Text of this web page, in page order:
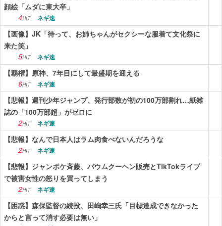
RSS配信一覧
顔絵「ムダに東大卒」
4HIT ネギ速
【画像】JK「待って、お姉ちゃんがセクシーな服着て文化祭に
来た笑」
5HIT ネギ速
【覇権】原神、7年目にして最盛期を迎える
6HIT ネギ速
【悲報】週刊少年ジャンプ、発行部数が初の100万部割れ…紙雑
誌の「100万部超」がゼロに
2HIT ネギ速
【悲報】なんで日本人はラム肉食べないんだろうな
2HIT ネギ速
【悲報】ジャンポケ斉藤、バウムクーヘン販売とTikTokライブ
で被害女性の怒りを買ってしまう
2HIT ネギ速
【困惑】森保監督の続投、田嶋幸三氏「目標達成できなかった
からと言って消す必要は無い」